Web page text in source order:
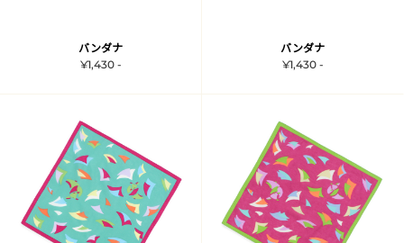
バンダナ
¥1,430 -
バンダナ
¥1,430 -